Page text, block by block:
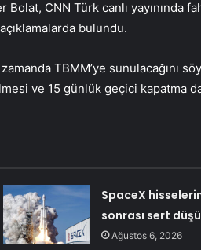
Bolat, CNN Türk canlı yayınında
bulundu.
TBMM’ye sunulacağını
ve 15 günlük geçici kapatma
SpaceX
sonrası sert
Ağustos 6, 2026